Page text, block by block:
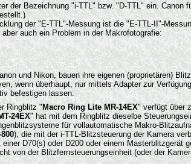
Bezeichnung "i-TTL" bzw. "D-TTL" ein.
der "E-TTL"-Messung ist die "E-TTL-II"-
auch ein Problem in der Makrofotografie:
und Nikon, bauen ihre eigenen (proprietären)
wenn überhaupt, nur mittels Adapter zur
befestigen lassen:
Ringblitz " Macro Ring Lite MR-14EX" verfügt über
24EX" hat mit dem Ringblitz dieselbe
für vollautomatische Makro-
), die mit der i-TTL-Blitzsteuerung der Kamera
D70(s) oder D200 oder einem
von der Blitzfernsteuerungseinheit (oder der